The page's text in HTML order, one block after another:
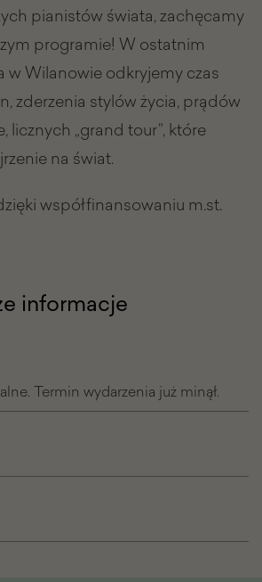
pianistów świata, zachęcamy
programie! W ostatnim
w Wilanowie odkryjemy czas
zderzenia stylów życia, prądów
licznych „grand tour”, które
na świat.
współfinansowaniu m.st.
informacje
Termin wydarzenia już minął.